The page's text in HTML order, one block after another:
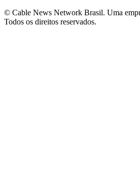
© Cable News Network Brasil. Uma
Todos os direitos reservados.